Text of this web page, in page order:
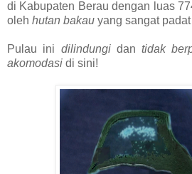
di Kabupaten Berau dengan luas
oleh hutan bakau yang sangat
Pulau ini dilindungidan tidak
akomodasi di sini!